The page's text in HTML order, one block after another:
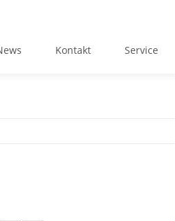
Kontakt Service